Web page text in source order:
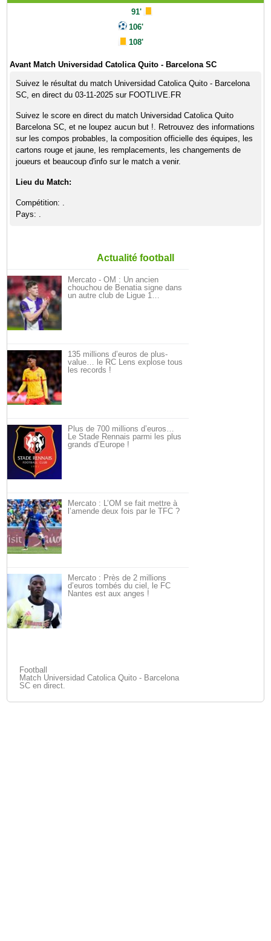
91'
106'
108'
Avant Match Universidad Catolica Quito - Barcelona SC
Suivez le résultat du match Universidad Catolica Quito - Barcelona
SC, en direct du 03-11-2025 sur FOOTLIVE.FR
Suivez le score en direct du match Universidad Catolica Quito
Barcelona SC, et ne loupez aucun but !. Retrouvez des informations
sur les compos probables, la composition officielle des équipes, les
cartons rouge et jaune, les remplacements, les changements de
joueurs et beaucoup d'info sur le match a venir.
Lieu du Match:
Compétition: .
Pays: .
Actualité football
Mercato - OM : Un ancien
chouchou de Benatia signe dans
un autre club de Ligue 1…
135 millions d’euros de plus-
value… le RC Lens explose tous
les records !
Plus de 700 millions d’euros…
Le Stade Rennais parmi les plus
grands d’Europe !
Mercato : L’OM se fait mettre à
l’amende deux fois par le TFC ?
Mercato : Près de 2 millions
d’euros tombés du ciel, le FC
Nantes est aux anges !
Football
Match Universidad Catolica Quito - Barcelona
SC en direct.